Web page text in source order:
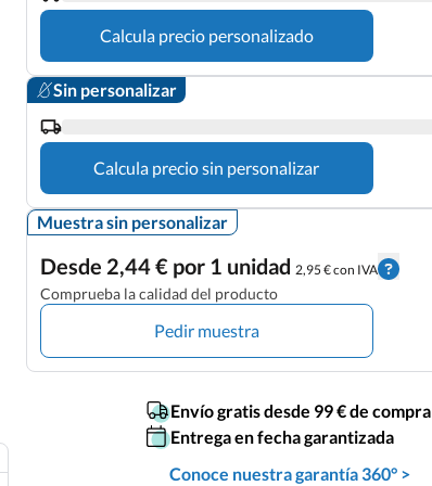
Calcula precio personalizado
Sin personalizar
Calcula precio sin personalizar
Muestra sin personalizar
Desde 2,44 € por 1 unidad 2,95 € con IVA
Comprueba la calidad del producto
Pedir muestra
Envío gratis desde 99 € de compra
Entrega en fecha garantizada
Conoce nuestra garantía 360° >